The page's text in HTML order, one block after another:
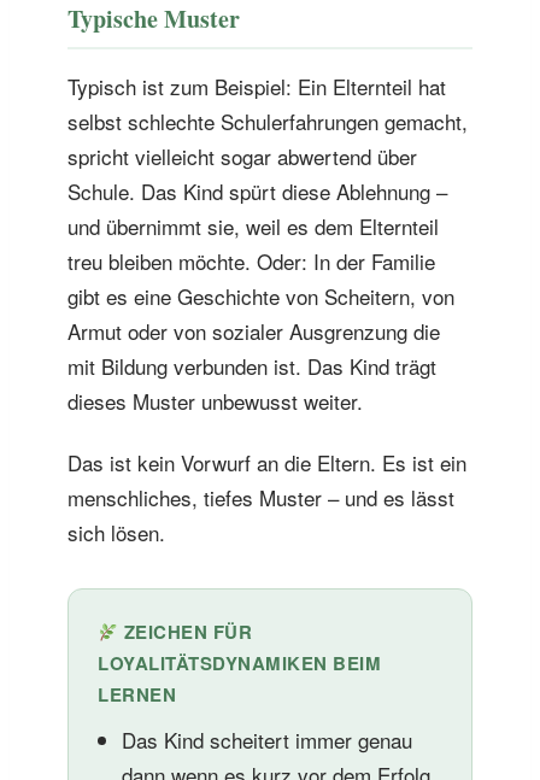
Typische Muster
Typisch ist zum Beispiel: Ein Elternteil hat
selbst schlechte Schulerfahrungen gemacht,
spricht vielleicht sogar abwertend über
Schule. Das Kind spürt diese Ablehnung –
und übernimmt sie, weil es dem Elternteil
treu bleiben möchte. Oder: In der Familie
gibt es eine Geschichte von Scheitern, von
Armut oder von sozialer Ausgrenzung die
mit Bildung verbunden ist. Das Kind trägt
dieses Muster unbewusst weiter.
Das ist kein Vorwurf an die Eltern. Es ist ein
menschliches, tiefes Muster – und es lässt
sich lösen.
ZEICHEN FÜR
LOYALITÄTSDYNAMIKEN BEIM
LERNEN
Das Kind scheitert immer genau